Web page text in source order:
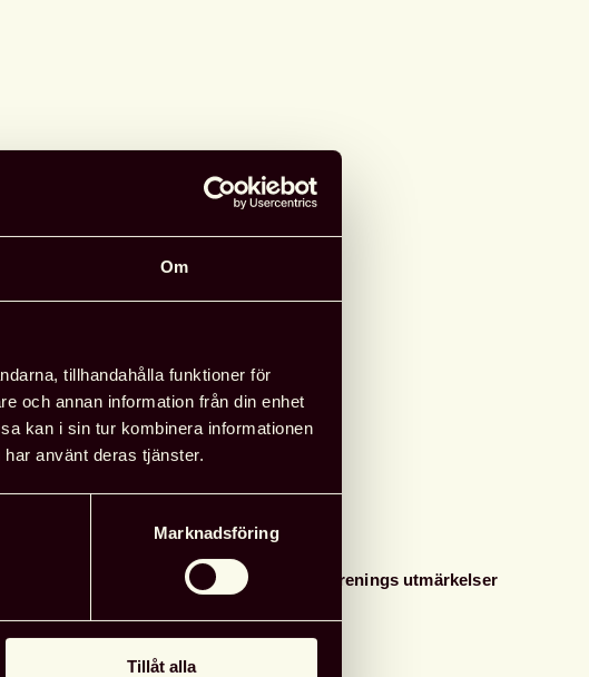
Om
tillhandahålla funktioner för
och annan information från din enhet
kan i sin tur kombinera informationen
använt deras tjänster.
Marknadsföring
Tillåt alla
Svensk biblioteksförenings utmärkelser